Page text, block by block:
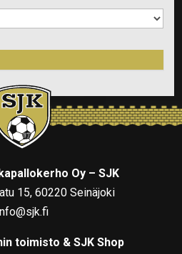
Oy – SJK
15, 60220 Seinäjoki
toimisto & SJK Shop